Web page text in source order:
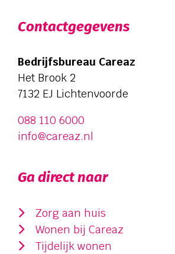
Contactgegevens
Bedrijfsbureau Careaz
Het Brook 2
7132 EJ Lichtenvoorde
088 110 6000
info@careaz.nl
Ga direct naar
Zorg aan huis
Wonen bij Careaz
Tijdelijk wonen